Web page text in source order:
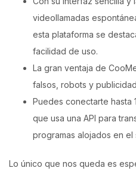
videollamadas
esta plataforma se
facilidad de uso.
La gran ventaja de
falsos, robots y
Puedes conectarte hasta
que usa una API para
programas alojados en
Lo único que nos queda es